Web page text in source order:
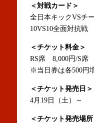
＜対戦カード＞
全日本キックVSチ
10VS10全面対抗戦
＜チケット料金＞
RS席 8,000円/S席
※当日券は各500円
＜チケット発売日＞
4月19日（土）～
＜チケット発売場